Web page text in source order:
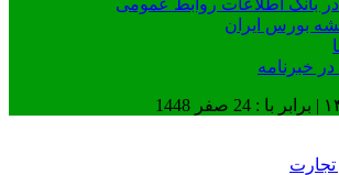
بانک اطلاعات روابط عمومی
بورس ایران
خبرنامه
تجارت